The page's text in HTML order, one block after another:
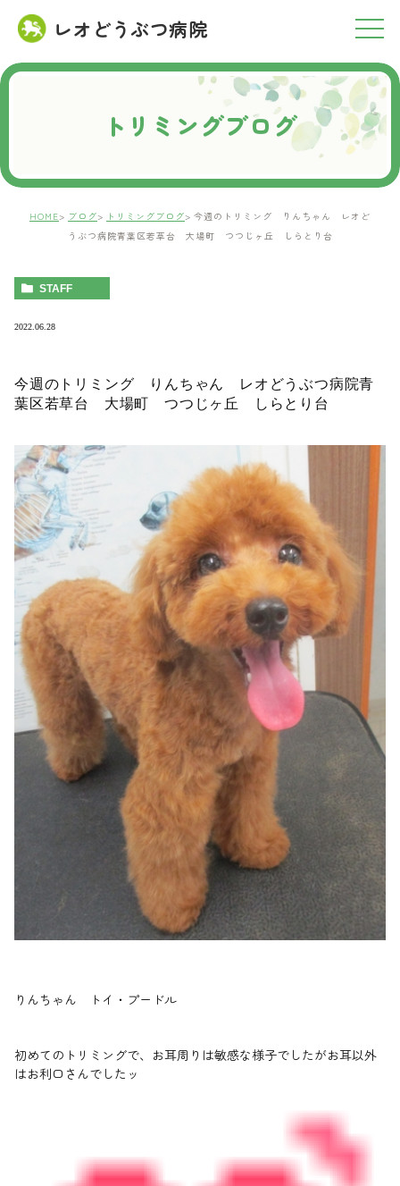
レオどうぶつ病院
RESERVATION
ご予約について
トリミングブログ
HOME ブログ トリミングブログ
今週のトリミング りんちゃん レオど
うぶつ病院青葉区若草台 大場町 つつじヶ丘 しらとり台
STAFF
2022.06.28
今週のトリミング りんちゃん レオどうぶつ病院青
葉区若草台 大場町 つつじヶ丘 しらとり台
りんちゃん トイ・プードル
初めてのトリミングで、お耳周りは敏感な様子でしたがお耳以外
はお利口さんでしたッ